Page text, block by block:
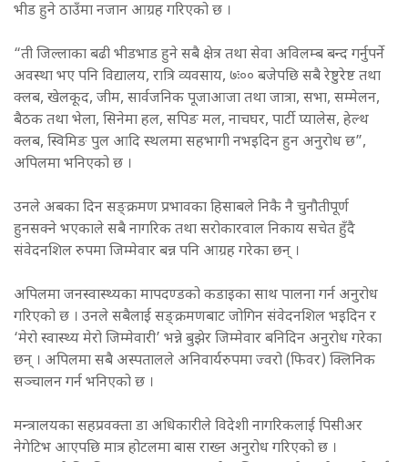
भीड हुने ठाउँमा नजान आग्रह गरिएको छ ।
“ती जिल्लाका बढी भीडभाड हुने सबै क्षेत्र तथा सेवा अविलम्ब बन्द गर्नुपर्ने
अवस्था भए पनि विद्यालय, रात्रि व्यवसाय, ७ः०० बजेपछि सबै रेष्टुरेष्ट तथा
क्लब, खेलकूद, जीम, सार्वजनिक पूजाआजा तथा जात्रा, सभा, सम्मेलन,
बैठक तथा भेला, सिनेमा हल, सपिङ मल, नाचघर, पार्टी प्यालेस, हेल्थ
क्लब, स्विमिङ पुल आदि स्थलमा सहभागी नभइदिन हुन अनुरोध छ”,
अपिलमा भनिएको छ ।
उनले अबका दिन सङ्क्रमण प्रभावका हिसाबले निकै नै चुनौतीपूर्ण
हुनसक्ने भएकाले सबै नागरिक तथा सरोकारवाल निकाय सचेत हुँदै
संवेदनशिल रुपमा जिम्मेवार बन्न पनि आग्रह गरेका छन् ।
अपिलमा जनस्वास्थ्यका मापदण्डको कडाइका साथ पालना गर्न अनुरोध
गरिएको छ । उनले सबैलाई सङ्क्रमणबाट जोगिन संवेदनशिल भइदिन र
‘मेरो स्वास्थ्य मेरो जिम्मेवारी’ भन्ने बुझेर जिम्मेवार बनिदिन अनुरोध गरेका
छन् । अपिलमा सबै अस्पतालले अनिवार्यरुपमा ज्वरो (फिवर) क्लिनिक
सञ्चालन गर्न भनिएको छ ।
मन्त्रालयका सहप्रवक्ता डा अधिकारीले विदेशी नागरिकलाई पिसीअर
नेगेटिभ आएपछि मात्र होटलमा बास राख्न अनुरोध गरिएको छ ।